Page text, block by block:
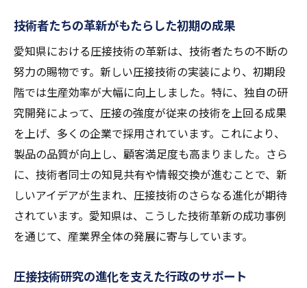
持続可能な発展を可能にする圧接技術の未
来
圧接技術の進化がもたらす新たなビジネスチャ
ンス
圧接技術が創出する新市場の可能性
多様化するニーズに応える圧接技術の展開
圧接技術の進化が導く産業コラボレーショ
ン
圧接技術を活用した企業の成功事例
地域経済に与える圧接技術のインパクト
愛知県の製造業が圧接技術で描く未来のビジョ
技術者たちの革新がもたらした初期の成果
愛知県における圧接技術の革新は、技術者たちの不断の
努力の賜物です。新しい圧接技術の実装により、初期段
階では生産効率が大幅に向上しました。特に、独自の研
究開発によって、圧接の強度が従来の技術を上回る成果
を上げ、多くの企業で採用されています。これにより、
製品の品質が向上し、顧客満足度も高まりました。さら
に、技術者同士の知見共有や情報交換が進むことで、新
しいアイデアが生まれ、圧接技術のさらなる進化が期待
されています。愛知県は、こうした技術革新の成功事例
を通じて、産業界全体の発展に寄与しています。
圧接技術研究の進化を支えた行政のサポート